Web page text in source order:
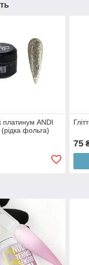
платинум ANDI
фольга)
75